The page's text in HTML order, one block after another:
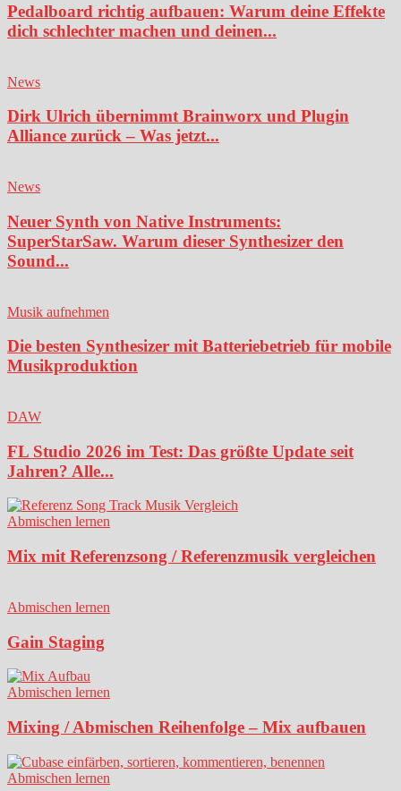
Pedalboard richtig aufbauen: Warum deine Effekte
dich schlechter machen und deinen...
News
Dirk Ulrich übernimmt Brainworx und Plugin
Alliance zurück – Was jetzt...
News
Neuer Synth von Native Instruments:
SuperStarSaw. Warum dieser Synthesizer den
Sound...
Musik aufnehmen
Die besten Synthesizer mit Batteriebetrieb für mobile
Musikproduktion
DAW
FL Studio 2026 im Test: Das größte Update seit
Jahren? Alle...
Abmischen lernen
Mix mit Referenzsong / Referenzmusik vergleichen
Abmischen lernen
Gain Staging
Abmischen lernen
Mixing / Abmischen Reihenfolge – Mix aufbauen
Abmischen lernen